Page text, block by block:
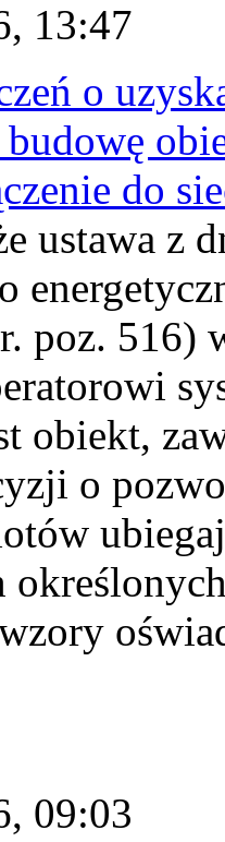
13:47
o
do
ustawa z
poz. 516)
obiekt,
o
09:03